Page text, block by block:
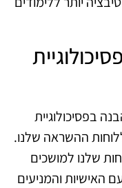
בפסיכולוגיית
ההשראה שלנו.
שלנו למושכים
האישיות והמניעים